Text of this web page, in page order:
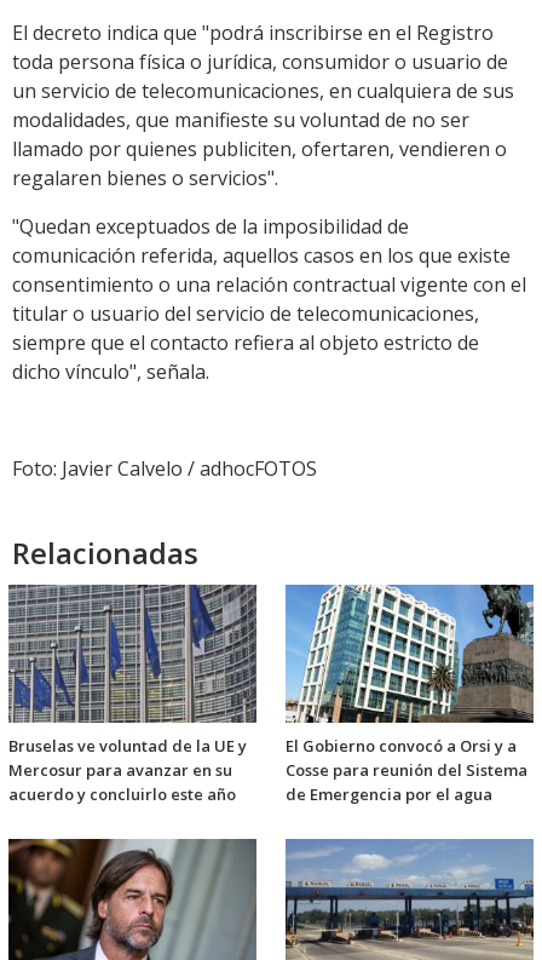
El decreto indica que "podrá inscribirse en el Registro
toda persona física o jurídica, consumidor o usuario de
un servicio de telecomunicaciones, en cualquiera de sus
modalidades, que manifieste su voluntad de no ser
llamado por quienes publiciten, ofertaren, vendieren o
regalaren bienes o servicios".
"Quedan exceptuados de la imposibilidad de
comunicación referida, aquellos casos en los que existe
consentimiento o una relación contractual vigente con el
titular o usuario del servicio de telecomunicaciones,
siempre que el contacto refiera al objeto estricto de
dicho vínculo", señala.
Foto: Javier Calvelo / adhocFOTOS
Relacionadas
Bruselas ve voluntad de la UE y
Mercosur para avanzar en su
acuerdo y concluirlo este año
El Gobierno convocó a Orsi y a
Cosse para reunión del Sistema
de Emergencia por el agua